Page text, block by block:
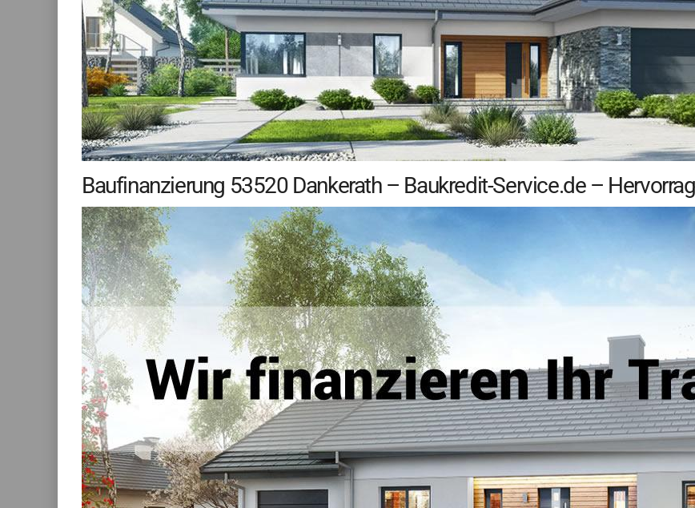
Baufinanzierung 53520 Dankerath – Baukredit-Service.de –